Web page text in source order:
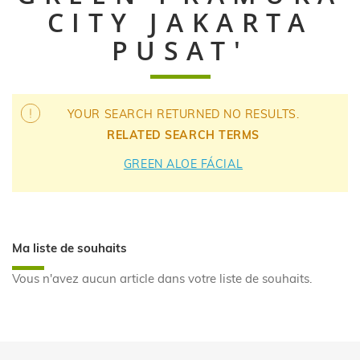
CITY JAKARTA
PUSAT'
Skip
to
YOUR SEARCH RETURNED NO RESULTS.
RELATED SEARCH TERMS
GREEN ALOE FÁCIAL
Ma liste de souhaits
Vous n'avez aucun article dans votre liste de souhaits.